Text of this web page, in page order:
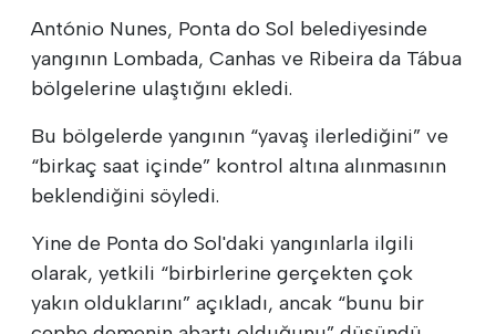
António Nunes, Ponta do Sol belediyesinde
yangının Lombada, Canhas ve Ribeira da Tábua
bölgelerine ulaştığını ekledi.
Bu bölgelerde yangının “yavaş ilerlediğini” ve
“birkaç saat içinde” kontrol altına alınmasının
beklendiğini söyledi.
Yine de Ponta do Sol'daki yangınlarla ilgili
olarak, yetkili “birbirlerine gerçekten çok
yakın olduklarını” açıkladı, ancak “bunu bir